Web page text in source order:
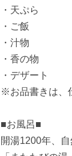
・天ぷら
・ご飯
・汁物
・香の物
・デザート
※お品書きは、
■お風呂■
開湯1200年、